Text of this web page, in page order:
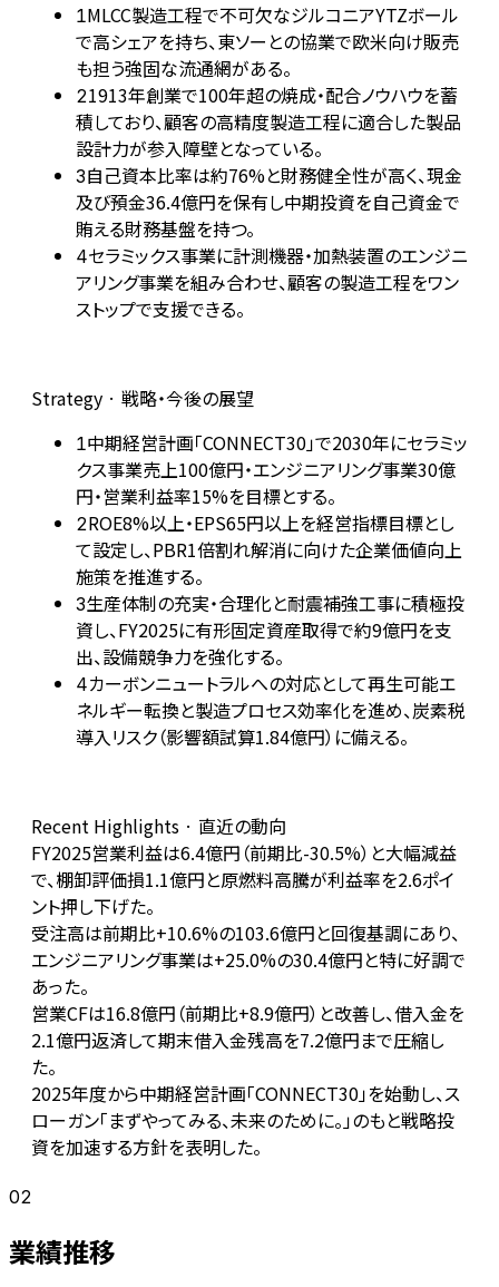
1MLCC製造工程で不可欠なジルコニアYTZボール
で高シェアを持ち、東ソーとの協業で欧米向け販売
も担う強固な流通網がある。
21913年創業で100年超の焼成・配合ノウハウを蓄
積しており、顧客の高精度製造工程に適合した製品
設計力が参入障壁となっている。
3自己資本比率は約76%と財務健全性が高く、現金
及び預金36.4億円を保有し中期投資を自己資金で
賄える財務基盤を持つ。
4セラミックス事業に計測機器・加熱装置のエンジニ
アリング事業を組み合わせ、顧客の製造工程をワン
ストップで支援できる。
Strategy · 戦略・今後の展望
1中期経営計画「CONNECT30」で2030年にセラミッ
クス事業売上100億円・エンジニアリング事業30億
円・営業利益率15%を目標とする。
2ROE8%以上・EPS65円以上を経営指標目標とし
て設定し、PBR1倍割れ解消に向けた企業価値向上
施策を推進する。
3生産体制の充実・合理化と耐震補強工事に積極投
資し、FY2025に有形固定資産取得で約9億円を支
出、設備競争力を強化する。
4カーボンニュートラルへの対応として再生可能エ
ネルギー転換と製造プロセス効率化を進め、炭素税
導入リスク（影響額試算1.84億円）に備える。
Recent Highlights · 直近の動向
FY2025営業利益は6.4億円（前期比-30.5%）と大幅減益
で、棚卸評価損1.1億円と原燃料高騰が利益率を2.6ポイ
ント押し下げた。
受注高は前期比+10.6%の103.6億円と回復基調にあり、
エンジニアリング事業は+25.0%の30.4億円と特に好調で
あった。
営業CFは16.8億円（前期比+8.9億円）と改善し、借入金を
2.1億円返済して期末借入金残高を7.2億円まで圧縮し
た。
2025年度から中期経営計画「CONNECT30」を始動し、ス
ローガン「まずやってみる、未来のために。」のもと戦略投
資を加速する方針を表明した。
02
業績推移